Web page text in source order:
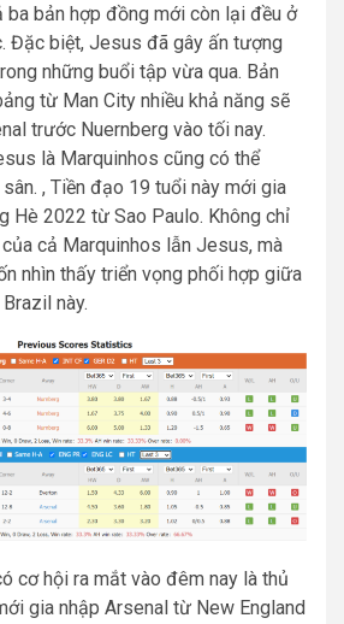
ba bản hợp đồng mới còn lại đều ở
Đặc biệt, Jesus đã gây ấn tượng
những buổi tập vừa qua. Bản
từ Man City nhiều khả năng sẽ
trước Nuernberg vào tối nay.
là Marquinhos cũng có thể
, Tiền đạo 19 tuổi này mới gia
Hè 2022 từ Sao Paulo. Không chỉ
cả Marquinhos lẫn Jesus, mà
nhìn thấy triển vọng phối hợp giữa
này.
cơ hội ra mắt vào đêm nay là thủ
gia nhập Arsenal từ New England